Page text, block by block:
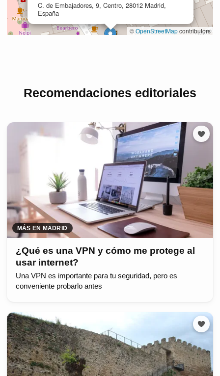
Recomendaciones editoriales
MÁS EN MADRID
¿Qué es una VPN y cómo me protege al
usar internet?
Una VPN es importante para tu seguridad, pero es
conveniente probarlo antes